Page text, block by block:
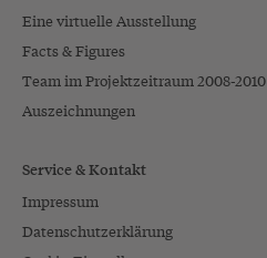
Eine virtuelle Ausstellung
Facts & Figures
Team im Projektzeitraum 2008-2010
Auszeichnungen
Service & Kontakt
Impressum
Datenschutzerklärung